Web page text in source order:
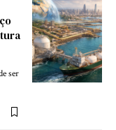
ser